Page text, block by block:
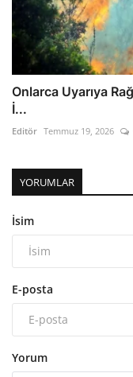
Onlarca Uyarıya
İ...
Editör Temmuz 19, 2026
YORUMLAR
İsim
E-posta
Yorum